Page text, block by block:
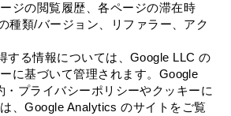
ジの閲覧履歴、各ページの滞在時
種類/バージョン、リファラー、アク
する情報については、Google LLC の
に基づいて管理されます。Google
プライバシーポリシーやクッキーに
、Google Analytics のサイトをご覧